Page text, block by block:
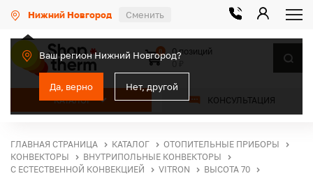
Нижний Новгород Сменить
Ваш регион Нижний Новгород?
Да, верно Нет, другой
КАТАЛОГ КОНСУЛЬТАЦИЯ
0
0 позиций
ГЛАВНАЯ СТРАНИЦА КАТАЛОГ
ОТОПИТЕЛЬНЫЕ ПРИБОРЫ
КОНВЕКТОРЫ
ВНУТРИПОЛЬНЫЕ КОНВЕКТОРЫ
С ЕСТЕСТВЕННОЙ КОНВЕКЦИЕЙ
VITRON
ВЫСОТА 70